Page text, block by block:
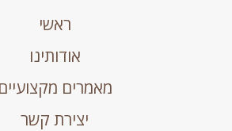
ראשי
אודותינו
מאמרים מקצועיים
יצירת קשר